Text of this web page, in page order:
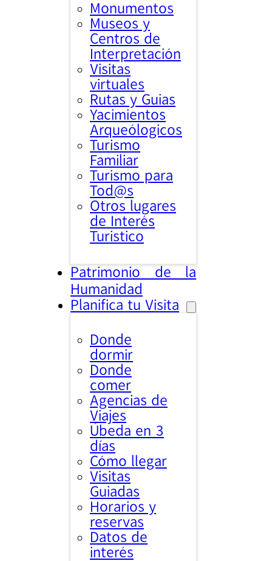
Monumentos
Museos y
Centros de
Interpretación
Visitas
virtuales
Rutas y Guias
Yacimientos
Arqueólogicos
Turismo
Familiar
Turismo para
Tod@s
Otros lugares
de Interés
Turistico
Patrimonio de la
Humanidad
Planifica tu Visita
Donde
dormir
Donde
comer
Agencias de
Viajes
Úbeda en 3
días
Cómo llegar
Visitas
Guiadas
Horarios y
reservas
Datos de
interés